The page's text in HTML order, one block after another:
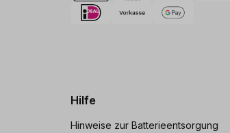
Hilfe
Hinweise zur Batterieentsorgung